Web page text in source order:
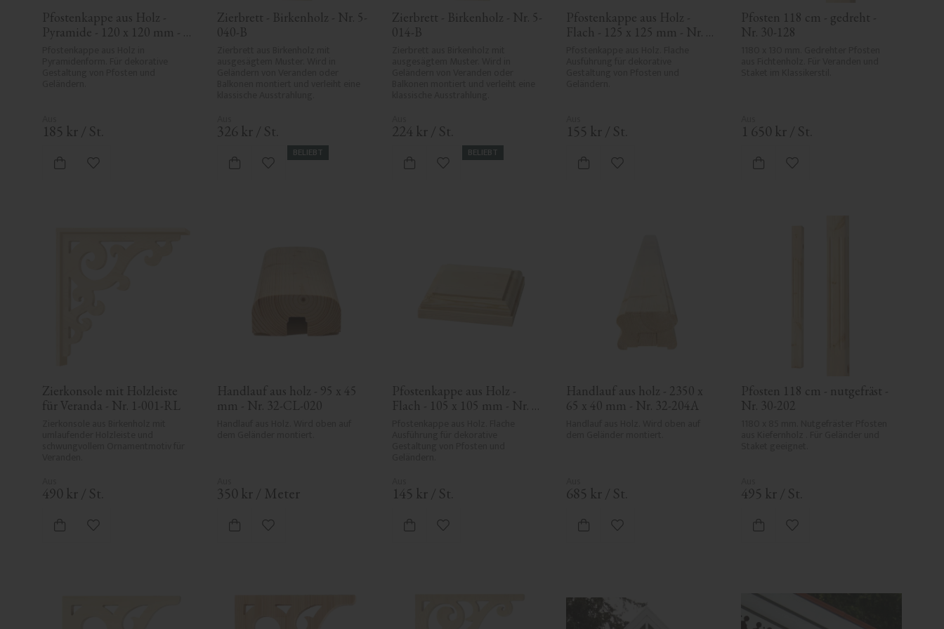
Pfostenkappe aus Holz -
Pyramide - 120 x 120 mm -
185 kr / St.
Zu Favoriten hinzufügen
Zierbrett - Birkenholz - Nr. 5-
040-B
326 kr / St.
BELIEBT
Zu Favoriten hinzufügen
Zierbrett - Birkenholz - Nr. 5-
014-B
224 kr / St.
BELIEBT
Zu Favoriten hinzufügen
Pfostenkappe aus Holz -
Flach - 125 x 125 mm - Nr.
155 kr / St.
Zu Favoriten hinzufügen
Pfosten 118 cm - gedreht -
Nr. 30-128
1 650 kr / St.
Zu Favoriten hinzufügen
Zierkonsole mit Holzleiste
für Veranda - Nr. 1-001-RL
490 kr / St.
Zu Favoriten hinzufügen
Handlauf aus holz - 95 x 45
mm - Nr. 32-CL-020
350 kr / Meter
Zu Favoriten hinzufügen
Pfostenkappe aus Holz -
Flach - 105 x 105 mm - Nr.
145 kr / St.
Zu Favoriten hinzufügen
Handlauf aus holz - 2350 x
65 x 40 mm - Nr. 32-204A
685 kr / St.
Zu Favoriten hinzufügen
Pfosten 118 cm - nutgefräst -
Nr. 30-202
495 kr / St.
Zu Favoriten hinzufügen